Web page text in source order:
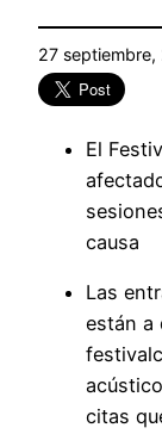
27 septiembre,
El
causa
Las
están a
citas